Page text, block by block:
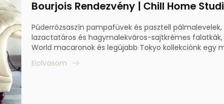
Bourjois Rendezvény | Chill Home
Púderrózsaszín pampafüvek és pasztell
lazactatáros és hagymalekváros-sajtkrémes
World macaronok és legújabb Tokyo kollekciónk egy
Elolvasom